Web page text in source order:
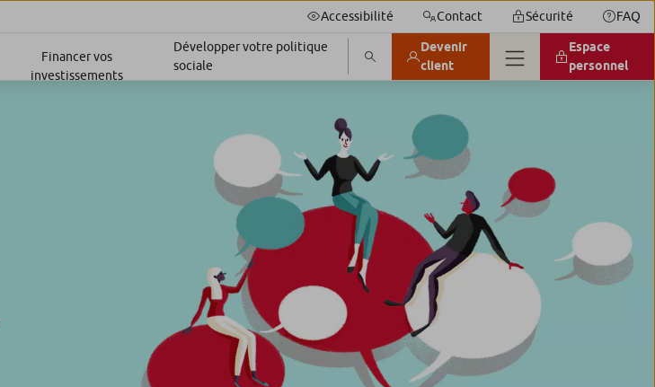
Accessibilité Contact Sécurité FAQ
Financer vos
investissements
Développer votre politique
sociale
Devenir
client
Espace
personnel